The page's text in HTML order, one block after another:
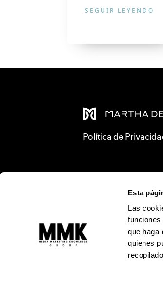
Esta
Las
funciones
que haga
quienes
SEGUIR LEYENDO
Política de